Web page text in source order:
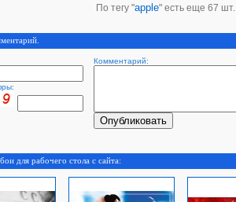
По тегу "apple" есть еще 67 шт.
Комментарий:
для рабочего стола с сайта: